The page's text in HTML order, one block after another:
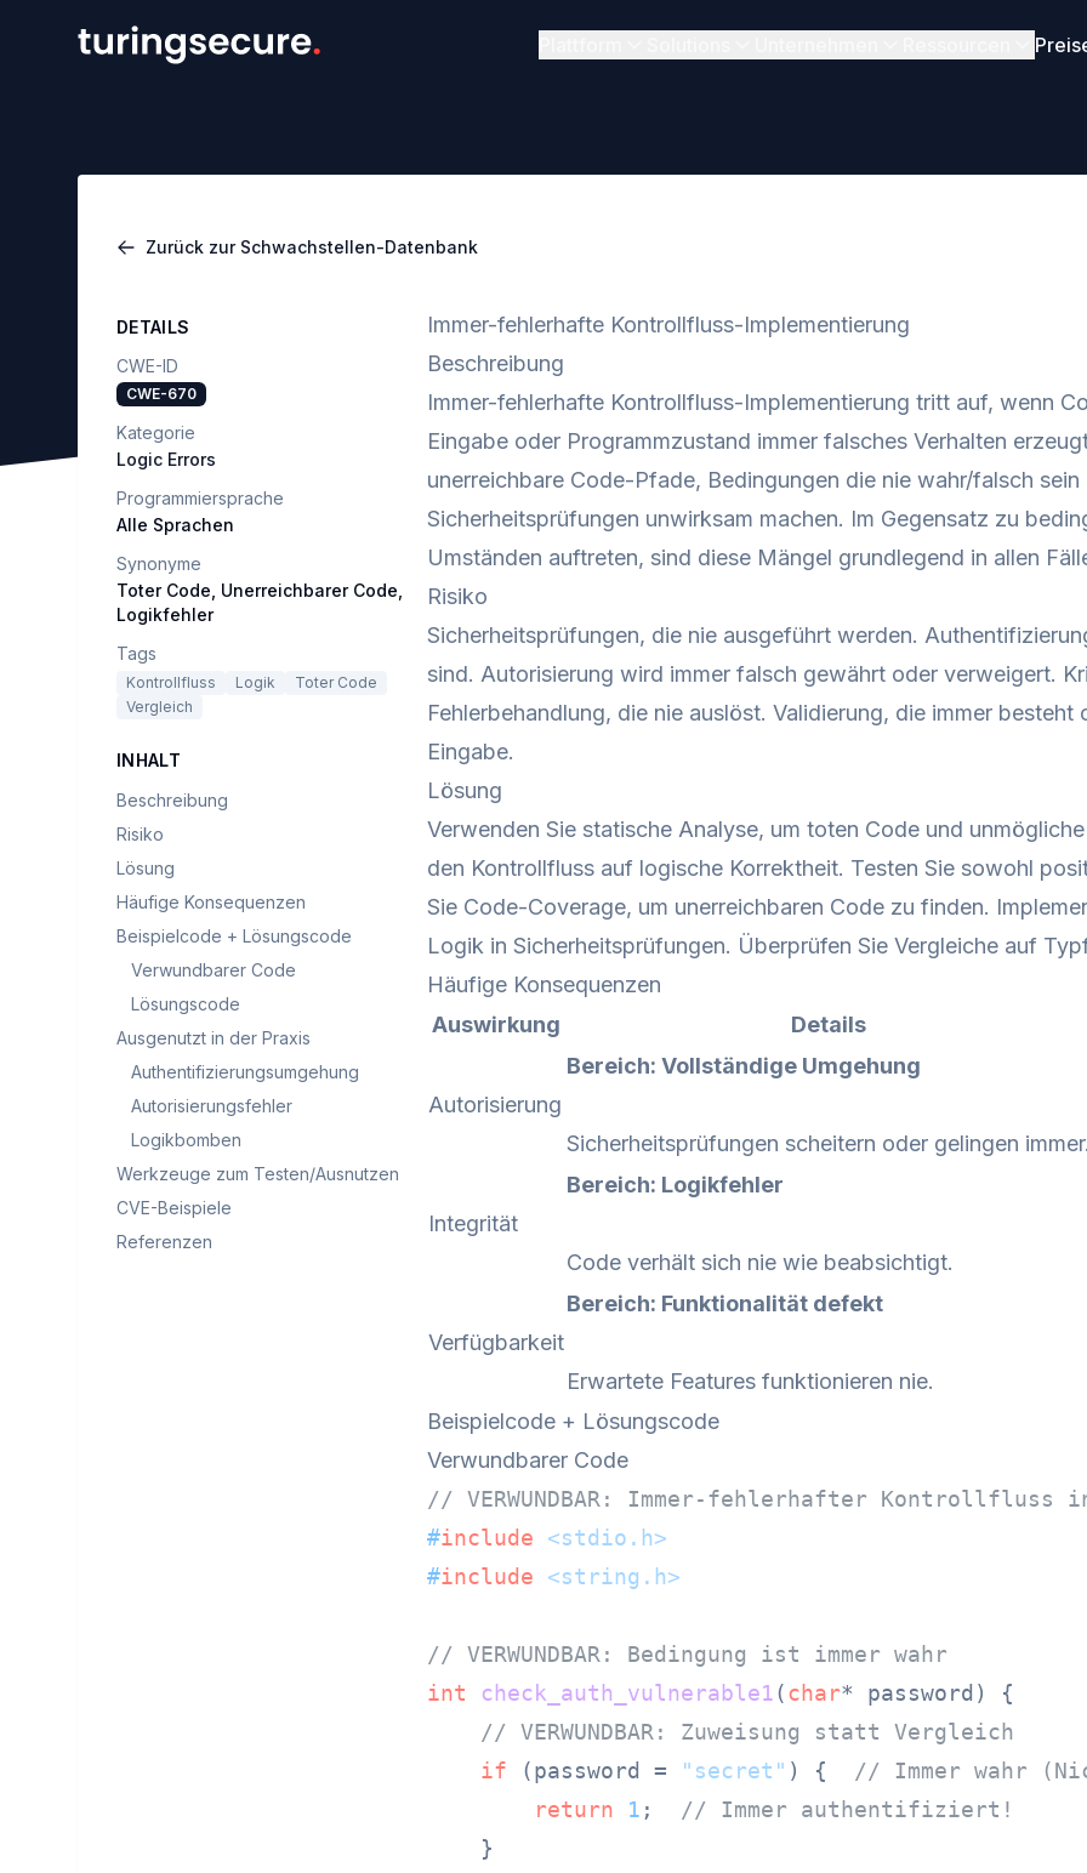
Zurück zur Schwachstellen-Datenbank
DETAILS
CWE-ID
CWE-670
Kategorie
Logic Errors
Programmiersprache
Alle Sprachen
Synonyme
Toter Code, Unerreichbarer Code,
Logikfehler
Tags
Kontrollfluss Logik
Toter Code
Vergleich
INHALT
Beschreibung
Risiko
Lösung
Häufige Konsequenzen
Beispielcode + Lösungscode
Verwundbarer Code
Lösungscode
Ausgenutzt in der Praxis
Authentifizierungsumgehung
Autorisierungsfehler
Logikbomben
Werkzeuge zum Testen/Ausnutzen
CVE-Beispiele
Referenzen
Immer-fehlerhafte Kontrollfluss-Implementierung
Beschreibung
Immer-fehlerhafte Kontrollfluss-Implementierung tritt auf, wenn
Eingabe oder Programmzustand immer falsches Verhalten
unerreichbare Code-Pfade, Bedingungen die nie wahr/falsch
Sicherheitsprüfungen unwirksam machen. Im Gegensatz zu
Umständen auftreten, sind diese Mängel grundlegend in allen
Risiko
Sicherheitsprüfungen, die nie ausgeführt werden.
sind. Autorisierung wird immer falsch gewährt oder verweigert.
Fehlerbehandlung, die nie auslöst. Validierung, die immer
Eingabe.
Lösung
Verwenden Sie statische Analyse, um toten Code und
den Kontrollfluss auf logische Korrektheit. Testen Sie sowohl
Sie Code-Coverage, um unerreichbaren Code zu finden.
Logik in Sicherheitsprüfungen. Überprüfen Sie Vergleiche auf
Häufige Konsequenzen
Auswirkung
Details
Autorisierung
Bereich: Vollständige Umgehung
Sicherheitsprüfungen scheitern oder gelingen
Integrität
Bereich: Logikfehler
Code verhält sich nie wie beabsichtigt.
Verfügbarkeit
Bereich: Funktionalität defekt
Erwartete Features funktionieren nie.
Beispielcode + Lösungscode
Verwundbarer Code
// VERWUNDBAR: Immer-fehlerhafter Kontrollfluss
#include
<stdio.h>
#include <string.h>
// VERWUNDBAR: Bedingung ist immer wahr
int
check_auth_vulnerable1(char* password)
{
// VERWUNDBAR: Zuweisung statt Vergleich
if (password = "secret" ) { // Immer wahr
return
1 ; // Immer authentifiziert!
    }